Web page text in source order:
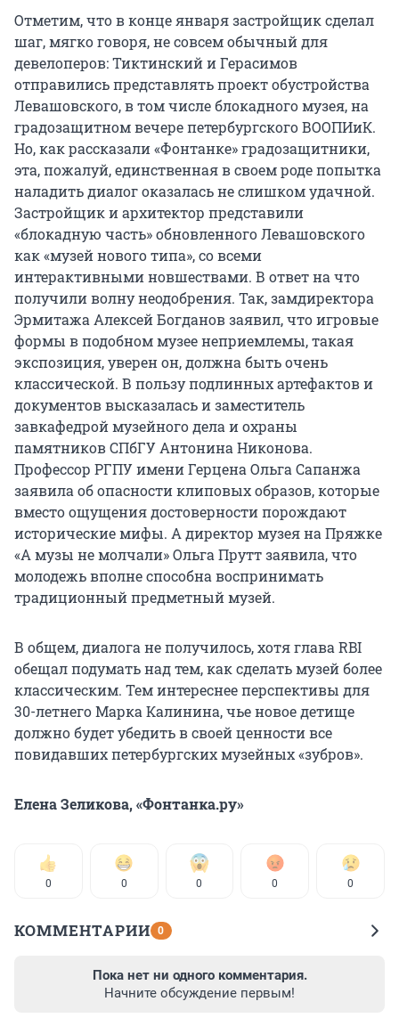
Отметим, что в конце января застройщик сделал
шаг, мягко говоря, не совсем обычный для
девелоперов: Тиктинский и Герасимов
отправились представлять проект обустройства
Левашовского, в том числе блокадного музея, на
градозащитном вечере петербургского ВООПИиК.
Но, как рассказали «Фонтанке» градозащитники,
эта, пожалуй, единственная в своем роде попытка
наладить диалог оказалась не слишком удачной.
Застройщик и архитектор представили
«блокадную часть» обновленного Левашовского
как «музей нового типа», со всеми
интерактивными новшествами. В ответ на что
получили волну неодобрения. Так, замдиректора
Эрмитажа Алексей Богданов заявил, что игровые
формы в подобном музее неприемлемы, такая
экспозиция, уверен он, должна быть очень
классической. В пользу подлинных артефактов и
документов высказалась и заместитель
завкафедрой музейного дела и охраны
памятников СПбГУ Антонина Никонова.
Профессор РГПУ имени Герцена Ольга Сапанжа
заявила об опасности клиповых образов, которые
вместо ощущения достоверности порождают
исторические мифы. А директор музея на Пряжке
«А музы не молчали» Ольга Прутт заявила, что
молодежь вполне способна воспринимать
традиционный предметный музей.
В общем, диалога не получилось, хотя глава RBI
обещал подумать над тем, как сделать музей более
классическим. Тем интереснее перспективы для
30-летнего Марка Калинина, чье новое детище
должно будет убедить в своей ценности все
повидавших петербургских музейных «зубров».
Елена Зеликова, «Фонтанка.ру»
0 0 0 0 0
КОММЕНТАРИИ 0
Пока нет ни одного комментария.
Начните обсуждение первым!